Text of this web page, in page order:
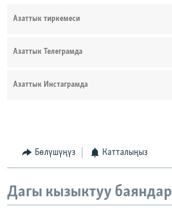
Азаттык тиркемеси
Азаттык Телеграмда
Азаттык Инстаграмда
Бөлүшүңүз Катталыңыз
Дагы кызыктуу баяндар